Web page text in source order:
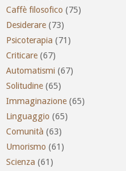
Caffè filosofico (75)
Desiderare (73)
Psicoterapia (71)
Criticare (67)
Automatismi (67)
Solitudine (65)
Immaginazione (65)
Linguaggio (65)
Comunità (63)
Umorismo (61)
Scienza (61)